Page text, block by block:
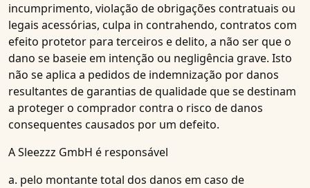
incumprimento, violação de obrigações contratuais ou
legais acessórias, culpa in contrahendo, contratos com
efeito protetor para terceiros e delito, a não ser que o
dano se baseie em intenção ou negligência grave. Isto
não se aplica a pedidos de indemnização por danos
resultantes de garantias de qualidade que se destinam
a proteger o comprador contra o risco de danos
consequentes causados por um defeito.
A Sleezzz GmbH é responsável
a. pelo montante total dos danos em caso de